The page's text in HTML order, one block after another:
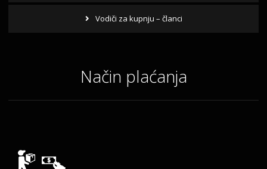
Vodiči za kupnju – članci
Način plaćanja